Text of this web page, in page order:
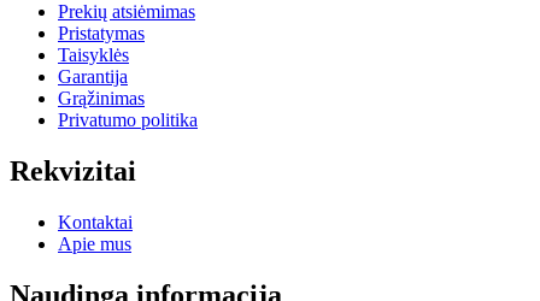
Prekių atsiėmimas
Pristatymas
Taisyklės
Garantija
Grąžinimas
Privatumo politika
Rekvizitai
Kontaktai
Apie mus